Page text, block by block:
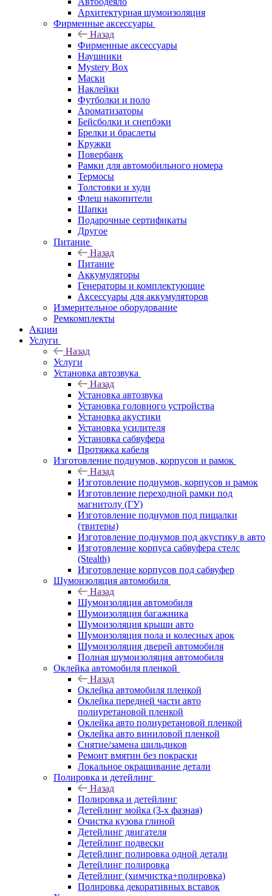
Архитектурная шумоизоляция
Фирменные аксессуары
Назад
Фирменные аксессуары
Наушники
Mystery Box
Маски
Наклейки
Футболки и поло
Ароматизаторы
Бейсболки и снепбэки
Брелки и браслеты
Кружки
Повербанк
Рамки для автомобильного номера
Термосы
Толстовки и худи
Флеш накопители
Шапки
Подарочные сертификаты
Другое
Питание
Назад
Питание
Аккумуляторы
Генераторы и комплектующие
Аксессуары для аккумуляторов
Измерительное оборудование
Ремкомплекты
Акции
Услуги
Назад
Услуги
Установка автозвука
Назад
Установка автозвука
Установка головного устройства
Установка акустики
Установка усилителя
Установка сабвуфера
Протяжка кабеля
Изготовление подиумов, корпусов и рамок
Назад
Изготовление подиумов, корпусов и рамок
Изготовление переходной рамки под
магнитолу (ГУ)
Изготовление подиумов под пищалки
(твитеры)
Изготовление подиумов под акустику в авто
Изготовление корпуса сабвуфера стелс
(Stealth)
Изготовление корпусов под сабвуфер
Шумоизоляция автомобиля
Назад
Шумоизоляция автомобиля
Шумоизоляция багажника
Шумоизоляция крыши авто
Шумоизоляция пола и колесных арок
Шумоизоляция дверей автомобиля
Полная шумоизоляция автомобиля
Оклейка автомобиля пленкой
Назад
Оклейка автомобиля пленкой
Оклейка передней части авто
полиуретановой пленкой
Оклейка авто полиуретановой пленкой
Оклейка авто виниловой пленкой
Снятие/замена шильдиков
Ремонт вмятин без покраски
Локальное окрашивание детали
Полировка и детейлинг
Назад
Полировка и детейлинг
Детейлинг мойка (3-х фазная)
Очистка кузова глиной
Детейлинг двигателя
Детейлинг подвески
Детейлинг полировка одной детали
Детейлинг полировка
Детейлинг (химчистка+полировка)
Полировка декоративных вставок